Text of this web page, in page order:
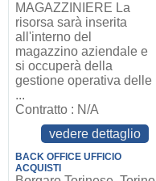
MAGAZZINIERE La
risorsa sarà inserita
all'interno del
magazzino aziendale e
si occuperà della
gestione operativa delle
...
Contratto : N/A
vedere dettaglio
BACK OFFICE UFFICIO
ACQUISTI